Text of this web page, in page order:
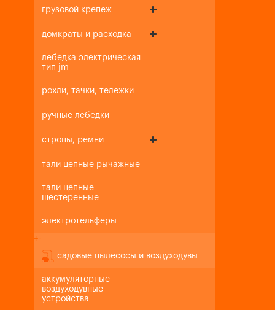
грузовой крепеж
домкраты и расходка
лебедка электрическая
тип jm
рохли, тачки, тележки
ручные лебедки
стропы, ремни
тали цепные рычажные
тали цепные
шестеренные
электротельферы
+-
садовые пылесосы и воздуходувы
аккумуляторные
воздуходувные
устройства